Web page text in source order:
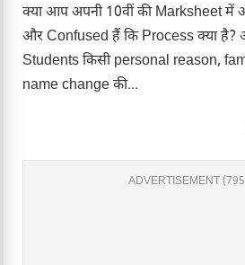
क्या आप अपनी 10वीं की Marksheet में
और Confused हैं कि Process क्या
Students किसी personal reason,
name change की...
ADVERTISEMENT